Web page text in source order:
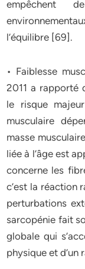
empêchent
l’équilibre [69].
• Faiblesse
2011 a rapporté
le risque
musculaire
masse
liée à l’âge est
concerne les
c’est la réaction
perturbations
sarcopénie fait
globale qui
physique et d’un